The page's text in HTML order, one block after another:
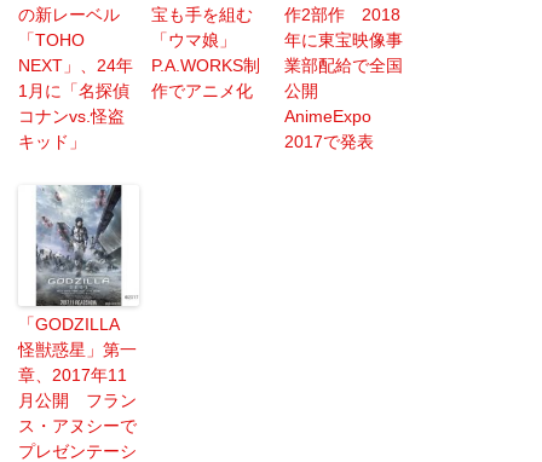
の新レーベル
「TOHO
NEXT」、24年
1月に「名探偵
コナンvs.怪盗
キッド」
宝も手を組む
「ウマ娘」
P.A.WORKS制
作でアニメ化
作2部作 2018
年に東宝映像事
業部配給で全国
公開
AnimeExpo
2017で発表
「GODZILLA
怪獣惑星」第一
章、2017年11
月公開 フラン
ス・アヌシーで
プレゼンテーシ